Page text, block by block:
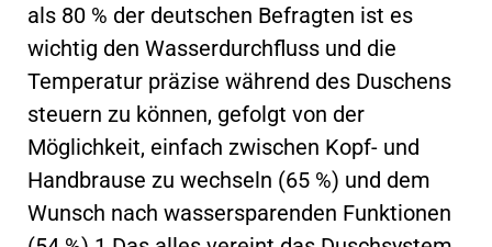
als 80 % der deutschen Befragten ist es
wichtig den Wasserdurchfluss und die
Temperatur präzise während des Duschens
steuern zu können, gefolgt von der
Möglichkeit, einfach zwischen Kopf- und
Handbrause zu wechseln (65 %) und dem
Wunsch nach wassersparenden Funktionen